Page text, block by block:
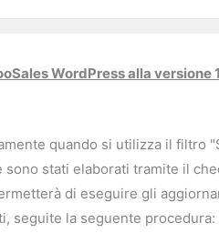
WordPress alla
quando si utilizza il filtro
stati elaborati tramite il
di eseguire gli
seguite la seguente procedura: